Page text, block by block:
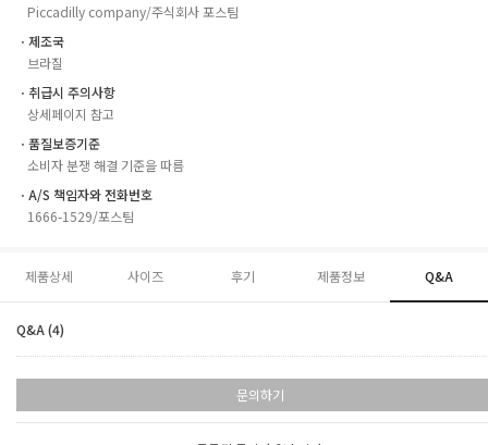
Piccadilly company/주식회사 포스팀
ㆍ제조국
브라질
ㆍ취급시 주의사항
상세페이지 참고
ㆍ품질보증기준
소비자 분쟁 해결 기준을 따름
ㆍA/S 책임자와 전화번호
1666-1529/포스팀
제품상세 사이즈 후기 제품정보 Q&A
Q&A (4)
문의하기